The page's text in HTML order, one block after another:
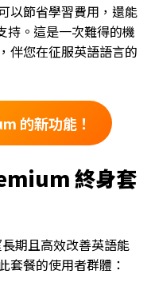
以節省學習費用，還能
持。這是一次難得的機
伴您在征服英語語言的
的新功能！
終身套
期且高效改善英語能
套餐的使用者群體：